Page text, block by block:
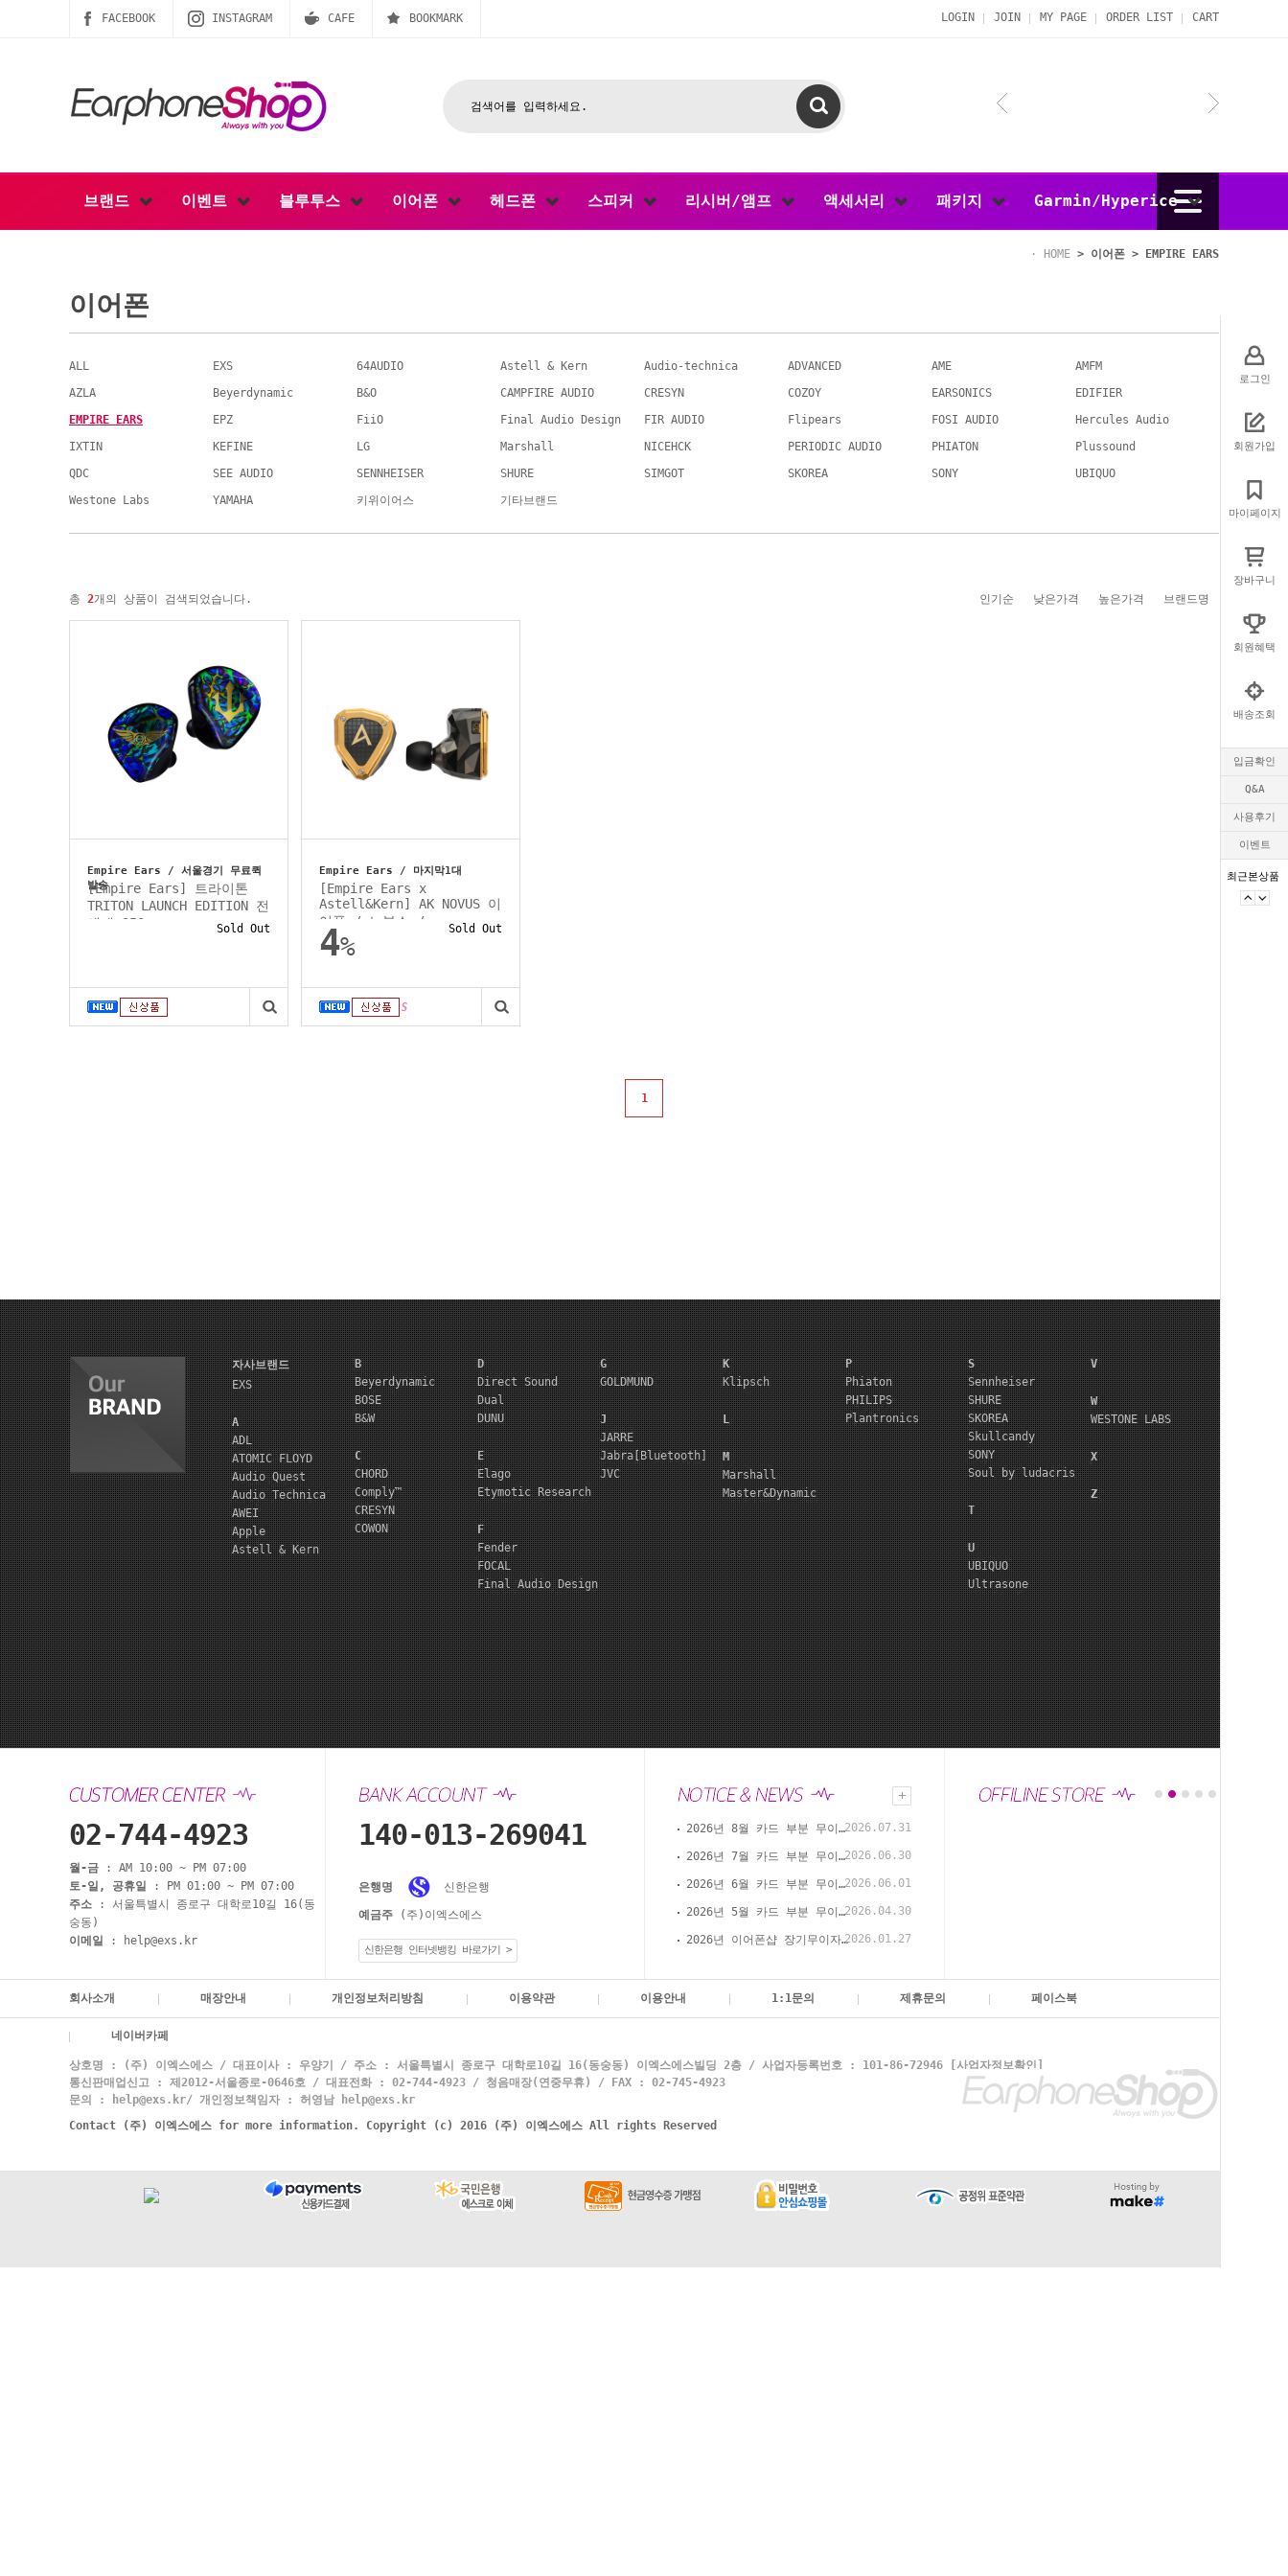
로그인
회원가입
마이페이지
장바구니
회원혜택
배송조회
입금확인
Q&A
사용후기
이벤트
최근본상품
FACEBOOK INSTAGRAM CAFE BOOKMARK LOGIN JOIN MY PAGE ORDER LIST CART
브랜드 이벤트 블루투스 이어폰 헤드폰 스피커 리시버/앰프 액세서리 패키지 Garmin/Hyperice
HOME > 이어폰 > EMPIRE EARS
이어폰
ALL EXS 64AUDIO Astell & Kern Audio-technica ADVANCED AME
AMFM
AZLA
Beyerdynamic B&O CAMPFIRE AUDIO CRESYN COZOY EARSONICS
EDIFIER
EMPIRE EARS
EPZ FiiO Final Audio Design FIR AUDIO Flipears FOSI AUDIO
Hercules Audio
IXTIN
KEFINE LG Marshall NICEHCK PERIODIC AUDIO PHIATON
Plussound
QDC
SEE AUDIO SENNHEISER SHURE SIMGOT SKOREA SONY
UBIQUO
Westone Labs
YAMAHA 키위이어스 기타브랜드
총 2개의 상품이 검색되었습니다. 인기순 낮은가격 높은가격 브랜드명
Empire Ears / 서울경기 무료퀵
발송
[Empire Ears] 트라이톤
TRITON LAUNCH EDITION 전
세계 350...
Sold Out
Empire Ears / 마지막1대
[Empire Ears x
Astell&Kern] AK NOVUS 이
어폰 / 노부스 /...
4%
Sold Out
1
자사브랜드
EXS
A
ADL
ATOMIC FLOYD
Audio Quest
Audio Technica
AWEI
Apple
Astell & Kern
B
Beyerdynamic
BOSE
B&W
C
CHORD
Comply™
CRESYN
COWON
D
Direct Sound
Dual
DUNU
E
Elago
Etymotic Research
F
Fender
FOCAL
Final Audio Design
G
GOLDMUND
J
JARRE
Jabra[Bluetooth]
JVC
K
Klipsch
L
M
Marshall
Master&Dynamic
P
Phiaton
PHILIPS
Plantronics
S
Sennheiser
SHURE
SKOREA
Skullcandy
SONY
Soul by ludacris
T
U
UBIQUO
Ultrasone
V
W
WESTONE LABS
X
Z
02-744-4923
월-금 : AM 10:00 ~ PM 07:00
토-일, 공휴일
: PM 01:00 ~ PM 07:00
주소 : 서울특별시 종로구 대학로10길 16(동
숭동)
이메일
: help@exs.kr
140-013-269041
은행명 신한은행
예금주 (주)이엑스에스
신한은행 인터넷뱅킹 바로가기 >
2026년 8월 카드 부분 무이자 할부 안내(이어폰샵 온라인 결제)2026.07.31
2026년 7월 카드 부분 무이자 할부 안내(이어폰샵 온라인 결제)2026.06.30
2026년 6월 카드 부분 무이자 할부 안내(이어폰샵 온라인 결제)2026.06.01
2026년 5월 카드 부분 무이자 할부 안내(이어폰샵 온라인 결제)2026.04.30
2026년 이어폰샵 장기무이자 할부 이벤트2026.01.27
회사소개 매장안내 개인정보처리방침 이용약관 이용안내 1:1문의 제휴문의 페이스북
네이버카페
상호명 : (주) 이엑스에스 / 대표이사 : 우양기 / 주소 : 서울특별시 종로구 대학로10길 16(동숭동) 이엑스에스빌딩 2층 / 사업자등록번호 : 101-86-72946
[사업자정보확인]
통신판매업신고 : 제2012-서울종로-0646호 / 대표전화 : 02-744-4923 / 청음매장(연중무휴) / FAX : 02-745-4923
문의 : help@exs.kr/ 개인정보책임자 : 허영남 help@exs.kr
Contact (주) 이엑스에스 for more information. Copyright (c) 2016 (주) 이엑스에스 All rights Reserved